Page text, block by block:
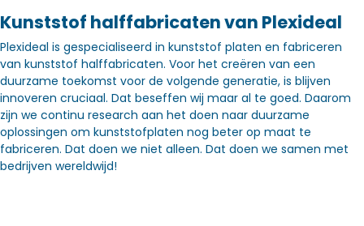
Kunststof halffabricaten van Plexideal
Plexideal is gespecialiseerd in kunststof platen en fabriceren
van kunststof halffabricaten. Voor het creëren van een
duurzame toekomst voor de volgende generatie, is blijven
innoveren cruciaal. Dat beseffen wij maar al te goed. Daarom
zijn we continu research aan het doen naar duurzame
oplossingen om kunststofplaten nog beter op maat te
fabriceren. Dat doen we niet alleen. Dat doen we samen met
bedrijven wereldwijd!